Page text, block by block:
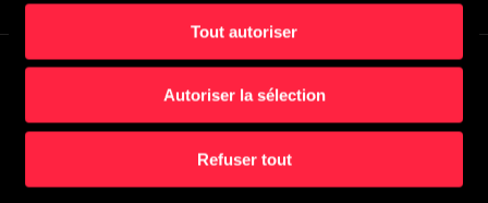
Tout autoriser
Autoriser la sélection
Refuser tout
Recevoir la MuZletter
Créez un compte et abonnez-vous en un clic!